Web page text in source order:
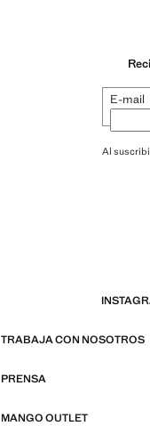
E-mail
Al
TRABAJA CON NOSOTROS
PRENSA
MANGO OUTLET